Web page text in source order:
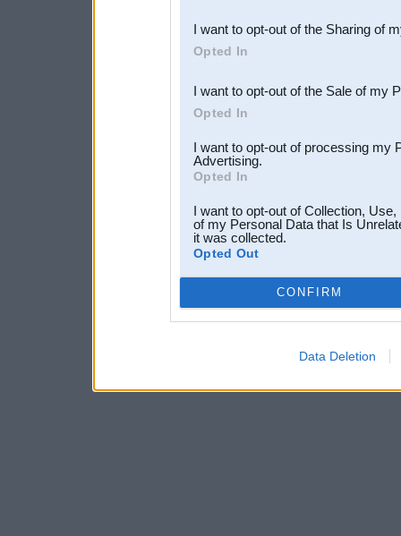
Downstream Participants
third parties.
I want to opt-out of the Sharing of
Opted In
I want to opt-out of the Sale of my
Opted In
I want to opt-out of processing my
Advertising.
Opted In
I want to opt-out of Collection,
of my Personal Data that Is
it was collected.
Opted Out
CONFIRM
Data Deletion